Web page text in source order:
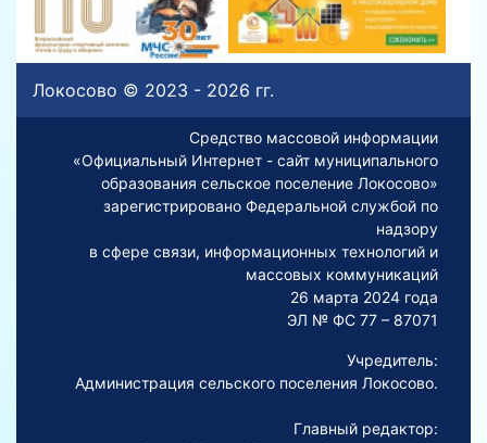
Локосово © 2023 - 2026 гг.
Средство массовой информации
«Официальный Интернет - сайт муниципального
образования сельское поселение Локосово»
зарегистрировано Федеральной службой по
надзору
в сфере связи, информационных технологий и
массовых коммуникаций
26 марта 2024 года
ЭЛ № ФС 77 – 87071
Учредитель:
Администрация сельского поселения Локосово.
Главный редактор: